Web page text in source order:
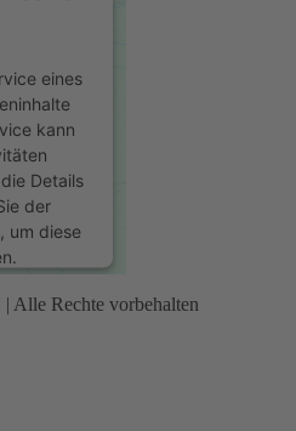
eines
kann
Details
der
um diese
Alle Rechte vorbehalten